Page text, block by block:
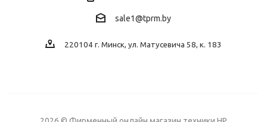
sale1@tprm.by
220104 г. Минск, ул. Матусевича 58, к. 183